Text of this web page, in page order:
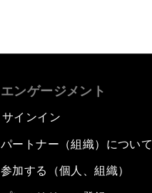
エンゲージメント
サインイン
パートナー（組織）について
参加する（個人、組織）